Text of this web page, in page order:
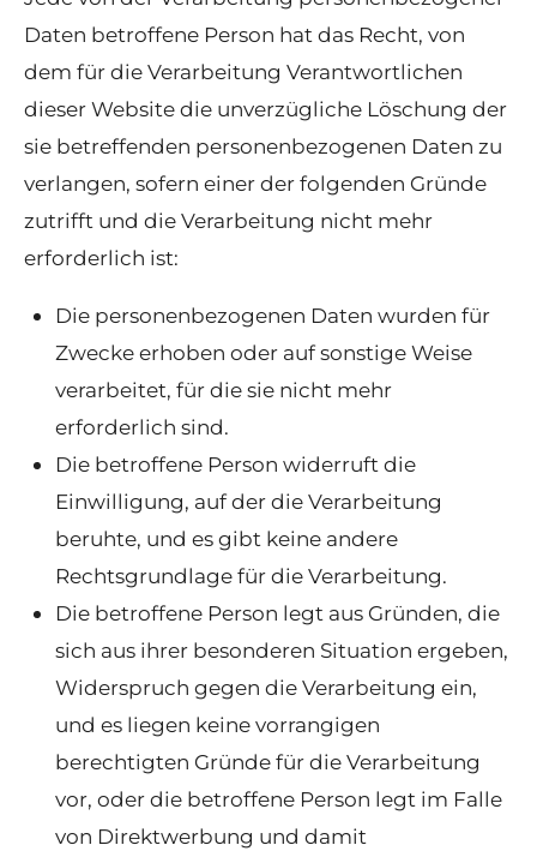
Daten betroffene Person hat das Recht, von
dem für die Verarbeitung Verantwortlichen
dieser Website die unverzügliche Löschung der
sie betreffenden personenbezogenen Daten zu
verlangen, sofern einer der folgenden Gründe
zutrifft und die Verarbeitung nicht mehr
erforderlich ist:
Die personenbezogenen Daten wurden für
Zwecke erhoben oder auf sonstige Weise
verarbeitet, für die sie nicht mehr
erforderlich sind.
Die betroffene Person widerruft die
Einwilligung, auf der die Verarbeitung
beruhte, und es gibt keine andere
Rechtsgrundlage für die Verarbeitung.
Die betroffene Person legt aus Gründen, die
sich aus ihrer besonderen Situation ergeben,
Widerspruch gegen die Verarbeitung ein,
und es liegen keine vorrangigen
berechtigten Gründe für die Verarbeitung
vor, oder die betroffene Person legt im Falle
von Direktwerbung und damit